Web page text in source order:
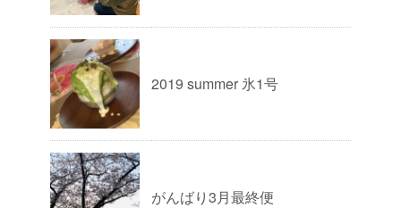
2019 summer 氷1号
がんばり3月最終便